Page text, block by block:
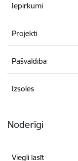
Iepirkumi
Projekti
Pašvaldība
Izsoles
Noderīgi
Viegli lasīt